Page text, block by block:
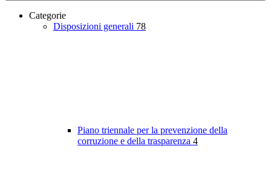
Categorie
Disposizioni generali 78
Piano triennale per la prevenzione della
corruzione e della trasparenza 4